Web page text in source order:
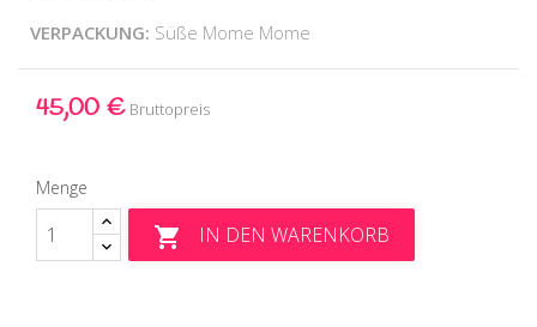
VERPACKUNG: Süße Mome Mome
45,00 € Bruttopreis
Menge
 IN DEN WARENKORB